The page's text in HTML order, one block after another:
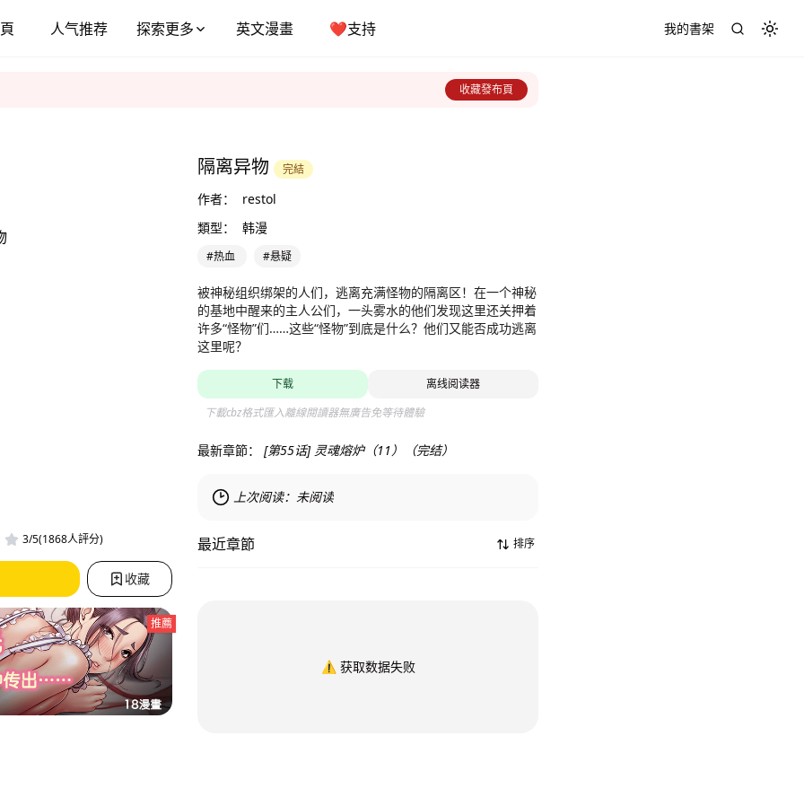
人气推荐 探索更多 英文漫畫 ❤️支持 我的書架
收藏發布頁
3/5(1868人評分)
收藏
推薦
隔离异物 完結
作者：
restol
類型：
韩漫
#热血 #悬疑
被神秘组织绑架的人们，逃离充满怪物的隔离区！在一个神秘
的基地中醒来的主人公们，一头雾水的他们发现这里还关押着
许多“怪物”们……这些“怪物”到底是什么？他们又能否成功逃离
这里呢？
下载
离线阅读器
下載cbz格式匯入離線閱讀器無廣告免等待體驗
最新章節： [第55话] 灵魂熔炉（11）（完结）
上次阅读： 未阅读
最近章節 排序
⚠️ 获取数据失败